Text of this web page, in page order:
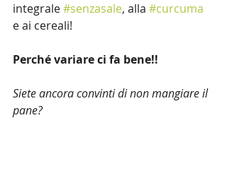
integrale #senzasale, alla #curcuma
e ai cereali!
Perché variare ci fa bene!!
Siete ancora convinti di non mangiare il
pane?